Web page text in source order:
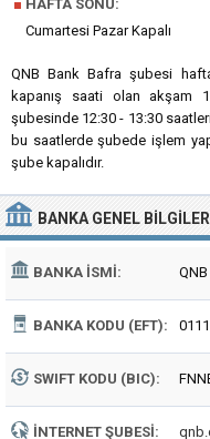
■ HAFTA SONU:
Cumartesi Pazar Kapalı
QNB Bank Bafra şubesi
kapanış saati olan akşam
şubesinde 12:30 - 13:30
bu saatlerde şubede işlem
şube kapalıdır.
BANKA GENEL BILGILER
BANKA İSMI:
BANKA KODU (EFT): 0111
SWIFT KODU (BIC):
İNTERNET ŞUBESI: